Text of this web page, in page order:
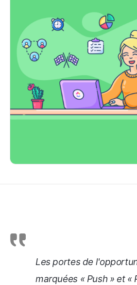
Les portes de
marquées « Push » et «